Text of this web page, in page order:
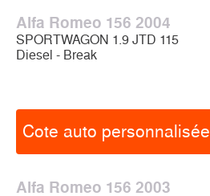
Alfa Romeo 156 2004
SPORTWAGON 1.9 JTD 115
Diesel - Break
Cote auto personnalisée
Alfa Romeo 156 2003